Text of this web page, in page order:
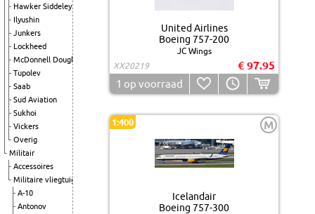
Hawker Siddeley
Ilyushin
Junkers
Lockheed
McDonnell Douglas
Tupolev
Saab
Sud Aviation
Sukhoi
Vickers
Overig
Militair
Accessoires
Militaire vliegtuigen
A-10
Antonov
United Airlines
Boeing 757-200
JC Wings
XX20219
€ 97.95
1 op voorraad
1:400 M
Icelandair
Boeing 757-300